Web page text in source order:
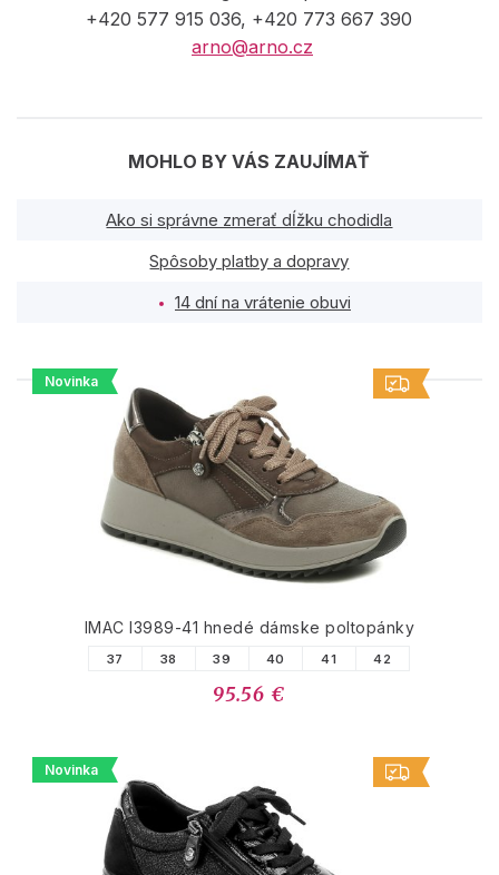
+420 577 915 036, +420 773 667 390
arno@arno.cz
MOHLO BY VÁS ZAUJÍMAŤ
Ako si správne zmerať dĺžku chodidla
Spôsoby platby a dopravy
14 dní na vrátenie obuvi
PODOBNÉ PRODUKTY
Novinka
IMAC I3989-41 hnedé dámske poltopánky
37 38 39 40 41 42
95.56 €
Novinka